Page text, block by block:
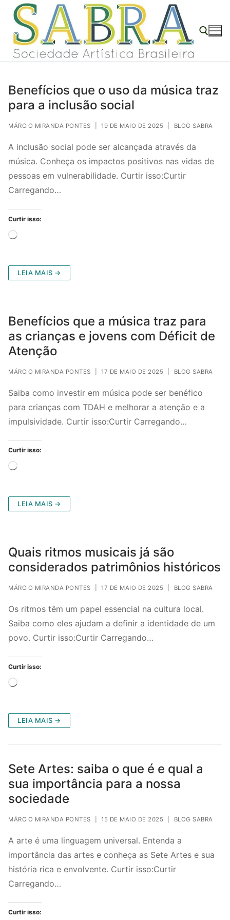
conteúdo
Pular
para
conteúdo
Benefícios que o uso da música traz
para a inclusão social
MÁRCIO MIRANDA PONTES 19 DE MAIO DE 2025 BLOG SABRA
A inclusão social pode ser alcançada através da
música. Conheça os impactos positivos nas vidas de
pessoas em vulnerabilidade. Curtir isso:Curtir
Carregando…
Curtir isso:
Carregando...
LEIA MAIS →
Benefícios que a música traz para
as crianças e jovens com Déficit de
Atenção
MÁRCIO MIRANDA PONTES 17 DE MAIO DE 2025 BLOG SABRA
Saiba como investir em música pode ser benéfico
para crianças com TDAH e melhorar a atenção e a
impulsividade. Curtir isso:Curtir Carregando…
Curtir isso:
Carregando...
LEIA MAIS →
Quais ritmos musicais já são
considerados patrimônios históricos
MÁRCIO MIRANDA PONTES 17 DE MAIO DE 2025 BLOG SABRA
Os ritmos têm um papel essencial na cultura local.
Saiba como eles ajudam a definir a identidade de um
povo. Curtir isso:Curtir Carregando…
Curtir isso:
Carregando...
LEIA MAIS →
Sete Artes: saiba o que é e qual a
sua importância para a nossa
sociedade
MÁRCIO MIRANDA PONTES 15 DE MAIO DE 2025 BLOG SABRA
A arte é uma linguagem universal. Entenda a
importância das artes e conheça as Sete Artes e sua
história rica e envolvente. Curtir isso:Curtir
Carregando…
Curtir isso: